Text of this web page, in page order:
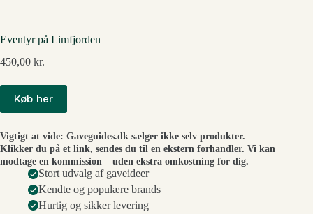
Eventyr på Limfjorden
450,00 kr.
Køb her
Vigtigt at vide: Gaveguides.dk sælger ikke selv produkter.
Klikker du på et link, sendes du til en ekstern forhandler. Vi kan
modtage en kommission – uden ekstra omkostning for dig.
Stort udvalg af gaveideer
Kendte og populære brands
Hurtig og sikker levering